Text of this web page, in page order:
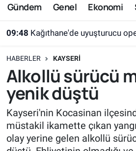
Gündem Genel Ekonomi
09:48 Kağıthane'de uyuşturucu operasyonu:
HABERLER KAYSERI
Alkollü sürücü
yenik düştü
Kayseri'nin Kocasinan
müstakil ikamette çıkan
olay yerine gelen alkollü
Süper Lig Puan Durumu ve
Tüm Manşetler
Son Dakika Haberleri
Haber Arşivi